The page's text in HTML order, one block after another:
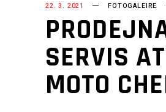
22. 3. 2021 FOTOGALEIRE
SERVIS
MOTO